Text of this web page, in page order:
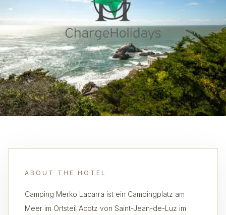
ABOUT THE HOTEL
Camping Merko Lacarra ist ein Campingplatz am
Meer im Ortsteil Acotz von Saint-Jean-de-Luz im